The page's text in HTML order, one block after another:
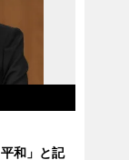
和」と記